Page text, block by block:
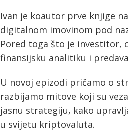
Ivan je koautor prve knjige
digitalnom imovinom pod
Pored toga što je investitor,
finansijsku analitiku i
U novoj epizodi pričamo o
razbijamo mitove koji su
jasnu strategiju, kako
u svijetu kriptovaluta.